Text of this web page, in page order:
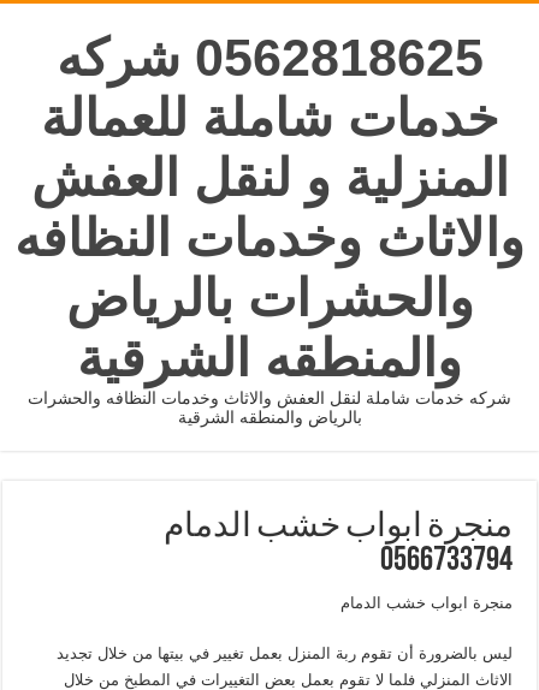
0562818625 شركه
خدمات شاملة للعمالة
المنزلية و لنقل العفش
والاثاث وخدمات النظافه
والحشرات بالرياض
والمنطقه الشرقية
شركه خدمات شاملة لنقل العفش والاثاث وخدمات النظافه والحشرات
بالرياض والمنطقه الشرقية
منجرة ابواب خشب الدمام
0566733794
منجرة ابواب خشب الدمام
ليس بالضرورة أن تقوم ربة المنزل بعمل تغيير في بيتها من خلال تجديد
الاثاث المنزلي فلما لا تقوم بعمل بعض التغييرات في المطبخ من خلال